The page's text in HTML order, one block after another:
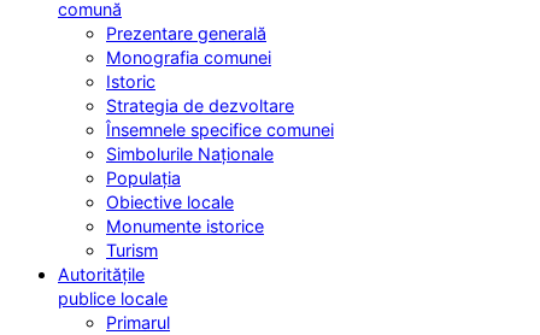
comună
Prezentare generală
Monografia comunei
Istoric
Strategia de dezvoltare
Însemnele specifice comunei
Simbolurile Naționale
Populația
Obiective locale
Monumente istorice
Turism
Autoritățile
publice locale
Primarul